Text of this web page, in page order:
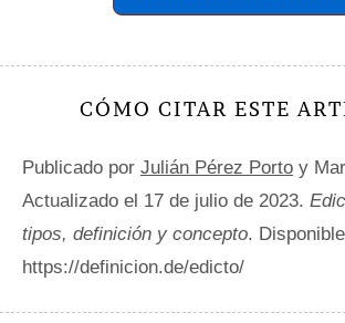
CÓMO CITAR ESTE
Publicado por Julián Pérez Porto y
Actualizado el 17 de julio de 2023.
tipos, definición y concepto.
https://definicion.de/edicto/